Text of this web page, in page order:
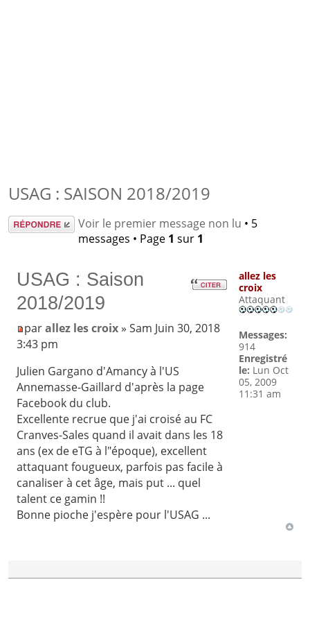
USAG : SAISON 2018/2019
Répondre Voir le premier message non lu • 5
messages • Page 1 sur 1
USAG : Saison
2018/2019
parallez les croix» Sam Juin 30, 2018
3:43 pm
Julien Gargano d'Amancy à l'US
Annemasse-Gaillard d'après la page
Facebook du club.
Excellente recrue que j'ai croisé au FC
Cranves-Sales quand il avait dans les 18
ans (ex de eTG à l"époque), excellent
attaquant fougueux, parfois pas facile à
canaliser à cet âge, mais put ... quel
talent ce gamin !!
Bonne pioche j'espère pour l'USAG ...
allez les
croix
Attaquant
Messages:
914
Enregistré
le: Lun Oct
05, 2009
11:31 am